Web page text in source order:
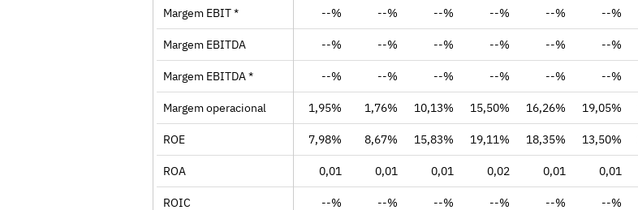
Margem EBIT * --% --% --% --% --% --%
Margem EBITDA --% --% --% --% --% --%
Margem EBITDA * --% --% --% --% --% --%
Margem operacional 1,95% 1,76% 10,13% 15,50% 16,26% 19,05%
ROE 7,98% 8,67% 15,83% 19,11% 18,35% 13,50%
ROA 0,01 0,01 0,01 0,02 0,01 0,01
ROIC --% --% --% --% --% --%